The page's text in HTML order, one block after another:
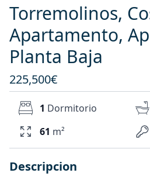
Torremolinos,
Apartamento,
Planta Baja
225,500€
1 Dormitorio
61 m²
Descripcion